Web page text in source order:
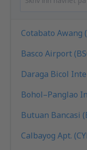
Cotabato Awang
Basco Airport
Daraga Bicol
Bohol–Panglao
Butuan Bancasi
Calbayog Apt.